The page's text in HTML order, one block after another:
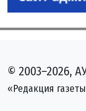
© 2003–2026,
«Редакция